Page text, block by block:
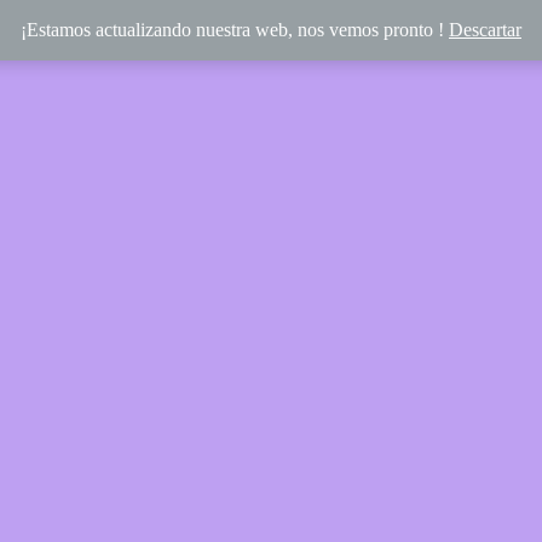
¡Estamos actualizando nuestra web, nos vemos pronto ! Descartar